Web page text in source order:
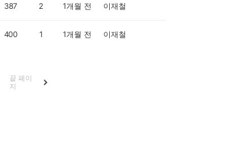
387 2 1개월 전 이재철
400 1 1개월 전 이재철
끝 페이
지